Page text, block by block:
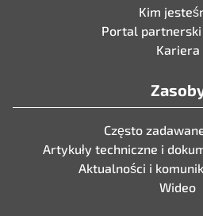
Kim
Portal
Kariera
Często
Artykuły techniczne i
Aktualności i
Wideo